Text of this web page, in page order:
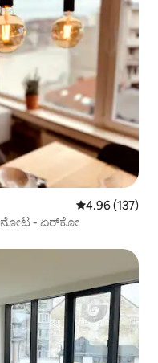
5 ರಲ್ಲಿ 4.96
4.96 (137)
ನೋಟ - ಏರ್‌ಕೋ